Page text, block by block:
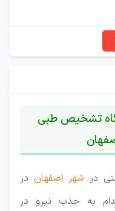
تشخیص طبی
در شهر اصفهان در
به جذب نیرو در